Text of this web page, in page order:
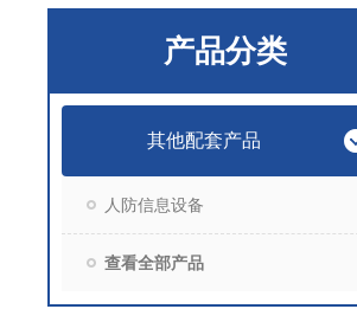
产品分类
其他配套产品
人防信息设备
查看全部产品